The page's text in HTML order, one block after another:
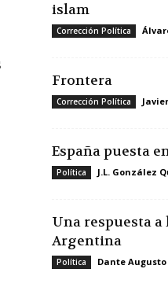
islam
Corrección Política
Frontera
Corrección Política
España puesta
Política J.L. González
Una respuesta a
Argentina
Política Dante